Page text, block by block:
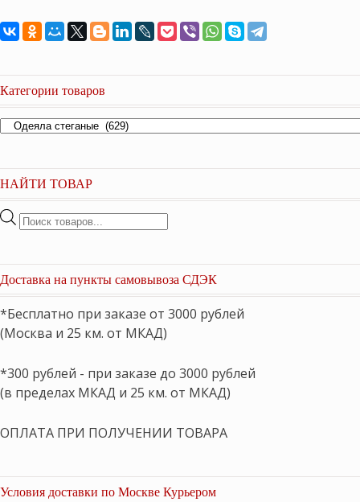
Категории товаров
НАЙТИ ТОВАР
Поиск
Доставка на пункты самовывоза СДЭК
*Бесплатно при заказе от 3000 рублей
(Москва и 25 км. от МКАД)
*300 рублей - при заказе до 3000 рублей
(в пределах МКАД и 25 км. от МКАД)
ОПЛАТА ПРИ ПОЛУЧЕНИИ ТОВАРА
Условия доставки по Москве Курьером